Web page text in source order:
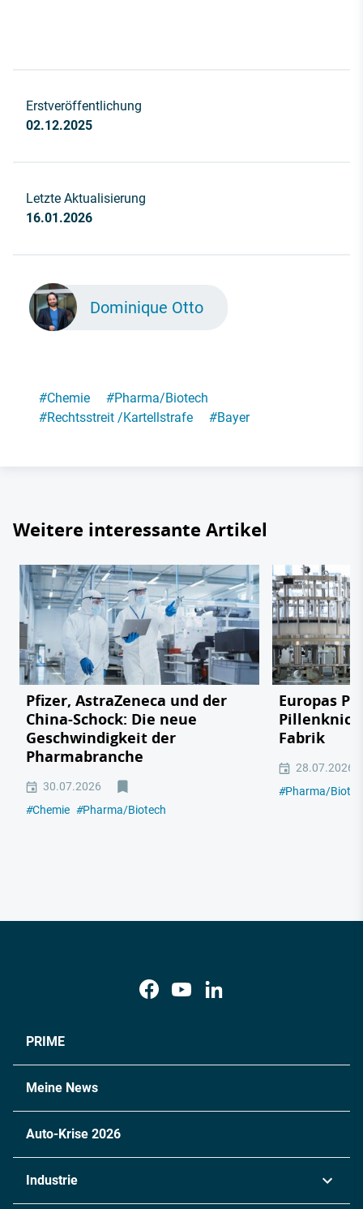
Erstveröffentlichung
02.12.2025
Letzte Aktualisierung
16.01.2026
Dominique Otto
#Chemie #Pharma/Biotech
#Rechtsstreit /Kartellstrafe #Bayer
Weitere interessante Artikel
Pfizer, AstraZeneca und der
China-Schock: Die neue
Geschwindigkeit der
Pharmabranche
30.07.2026
#Chemie #Pharma/Biotech
Europas
Fabrik
28.07.2026
#Pharma/
PRIME
Meine News
Auto-Krise 2026
Industrie